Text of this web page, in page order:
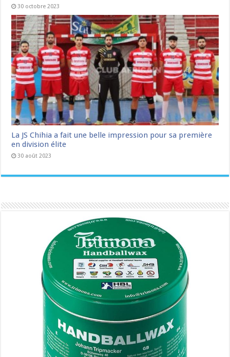
30 octobre 2023
La JS Chihia a fait une belle impression pour sa première
en division élite
30 août 2023